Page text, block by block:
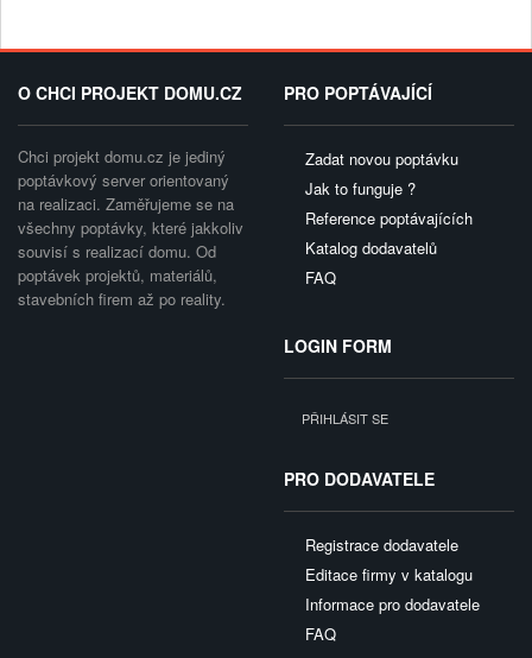
O CHCI PROJEKT DOMU.CZ
Chci projekt domu.cz je jediný
poptávkový server orientovaný
na realizaci. Zaměřujeme se na
všechny poptávky, které jakkoliv
souvisí s realizací domu. Od
poptávek projektů, materiálů,
stavebních firem až po reality.
PRO POPTÁVAJÍCÍ
Zadat novou poptávku
Jak to funguje ?
Reference poptávajících
Katalog dodavatelů
FAQ
LOGIN FORM
PŘIHLÁSIT SE
PRO DODAVATELE
Registrace dodavatele
Editace firmy v katalogu
Informace pro dodavatele
FAQ